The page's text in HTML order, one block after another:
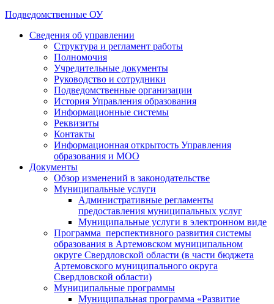
Подведомственные ОУ
Сведения об управлении
Структура и регламент работы
Полномочия
Учредительные документы
Руководство и сотрудники
Подведомственные организации
История Управления образования
Информационные системы
Реквизиты
Контакты
Информационная открытость Управления
образования и МОО
Документы
Обзор изменений в законодательстве
Муниципальные услуги
Административные регламенты
предоставления муниципальных услуг
Муниципальные услуги в электронном виде
Программа перспективного развития системы
образования в Артемовском муниципальном
округе Свердловской области (в части бюджета
Артемовского муниципального округа
Свердловской области)
Муниципальные программы
Муниципальная программа «Развитие